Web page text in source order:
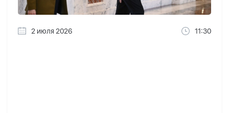
2 июля 2026 11:30